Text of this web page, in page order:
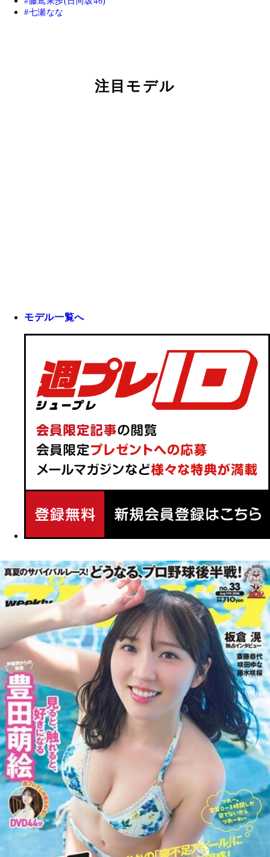
七瀬なな
注目モデル
モデル一覧へ